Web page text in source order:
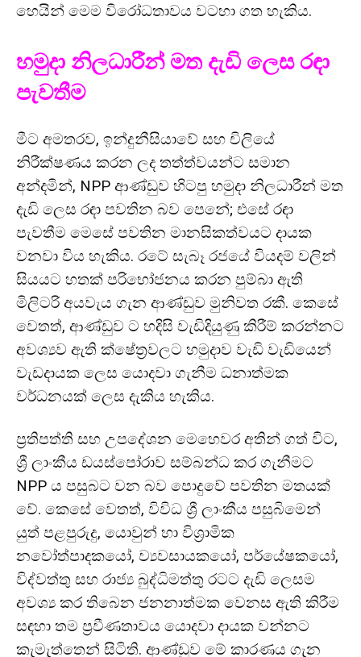
හෙයින් මෙම විරෝධතාවය වටහා ගත හැකිය.
හමුදා නිලධාරීන් මත දැඩි ලෙස රඳා
පැවතීම
මීට අමතරව, ඉන්දුනීසියාවේ සහ චිලියේ
නිරීක්ෂණය කරන ලද තත්ත්වයන්ට සමාන
අන්දමින්, NPP ආණ්ඩුව හිටපු හමුදා නිලධාරීන් මත
දැඩි ලෙස රඳා පවතින බව පෙනේ; එසේ රඳා
පැවතීම මෙසේ පවතින මානසිකත්වයට දායක
වනවා විය හැකිය. රටේ සැබෑ රජයේ වියදම් වලින්
සියයට හතක් පරිභෝජනය කරන පුම්බා ඇති
මිලිටරි අයවැය ගැන ආණ්ඩුව මුනිවත රකී. කෙසේ
වෙතත්, ආණ්ඩුව ට හදිසි වැඩිදියුණු කිරීම් කරන්නට
අවශ්‍යව ඇති ක්ෂේත්‍රවලට හමුදාව වැඩි වැඩියෙන්
වැඩදායක ලෙස යොදවා ගැනීම ධනාත්මක
වර්ධනයක් ලෙස දැකිය හැකිය.
ප්‍රතිපත්ති සහ උපදේශන මෙහෙවර අතින් ගත් විට,
ශ්‍රී ලාංකීය ඩයස්පෝරාව සම්බන්ධ කර ගැනීමට
NPP ය පසුබට වන බව පොදුවේ පවතින මතයක්
වේ. කෙසේ වෙතත්, විවිධ ශ්‍රී ලාංකීය පසුබිමෙන්
යුත් පළපුරුදු, යොවුන් හා විශ්‍රාමික
නවෝත්පාදකයෝ, ව්‍යවසායකයෝ, පර්යේෂකයෝ,
විද්වත්තු සහ රාජ්‍ය බුද්ධිමත්තු රටට දැඩි ලෙසම
අවශ්‍ය කර තිබෙන ජනනාත්මක වෙනස ඇති කිරීම
සඳහා තම ප්‍රවීණතාවය යොදවා දායක වන්නට
කැමැත්තෙන් සිටිති. ආණ්ඩුව මේ කාරණය ගැන